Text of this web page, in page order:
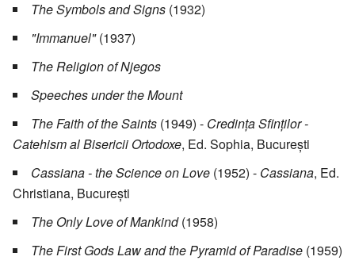
The Symbols and Signs (1932)
"Immanuel"(1937)
The Religion of Njegos
Speeches under the Mount
The Faith of the Saints (1949) - Credința Sfinților -
Catehism al Bisericii Ortodoxe, Ed. Sophia, București
Cassiana - the Science on Love (1952) - Cassiana, Ed.
Christiana, București
The Only Love of Mankind(1958)
The First Gods Law and the Pyramid of Paradise (1959)